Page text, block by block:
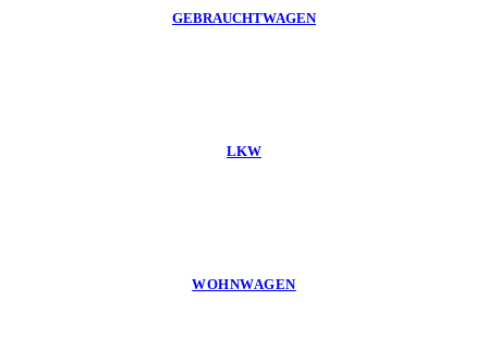
GEBRAUCHTWAGEN
LKW
WOHNWAGEN